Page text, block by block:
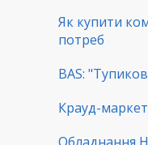
Як купити
потреб
BAS:
Крауд-
Обладнання